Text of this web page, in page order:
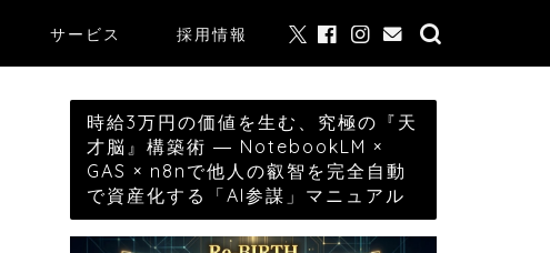
サービス 採用情報
時給3万円の価値を生む、究極の『天
才脳』構築術 ― NotebookLM ×
GAS × n8nで他人の叡智を完全自動
で資産化する「AI参謀」マニュアル